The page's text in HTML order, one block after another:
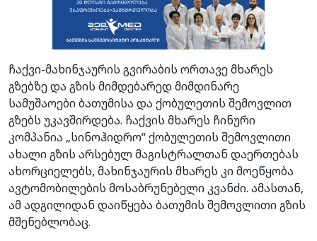
ჩაქვი-მახინჯაურის გვირაბის ორთავე მხარეს
გზებზე და გზის მიმდებარედ მიმდინარე
სამუშაოები ბათუმისა და ქობულეთის შემოვლით
გზებს უკავშირდება. ჩაქვის მხარეს ჩინური
კომპანია „სინოჰიდრო“ ქობულეთის შემოვლითი
ახალი გზის არსებულ მაგისტრალთან დაერთებას
ახორციელებს, მახინჯაურის მხარეს კი მოეწყობა
ავტომობილების მოსაბრუნებელი კვანძი. ამასთან,
ამ ადგილიდან დაიწყება ბათუმის შემოვლითი გზის
მშენებლობაც.